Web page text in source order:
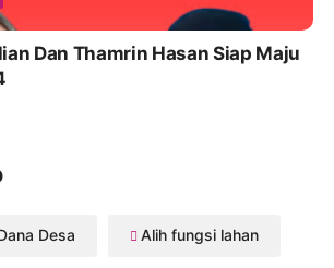
Dan Thamrin Hasan Siap Maju
Desa Alih fungsi lahan